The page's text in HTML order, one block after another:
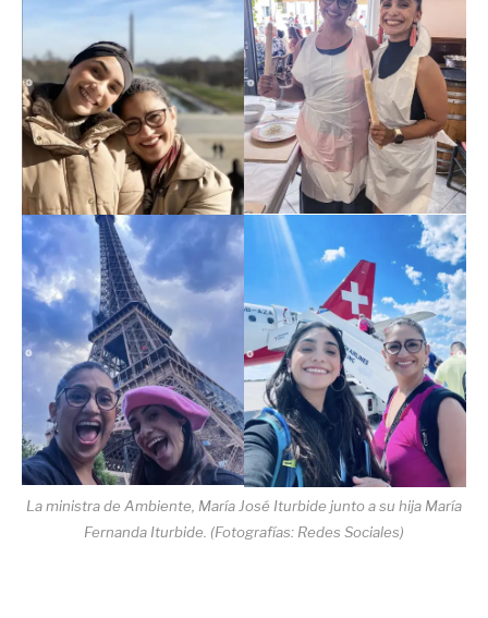
La ministra de Ambiente, María José Iturbide junto a su hija María
Fernanda Iturbide. (Fotografías: Redes Sociales)